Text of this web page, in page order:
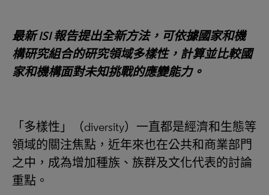
最新ISI報告提出全新方法，可依據國家和機
構研究組合的研究領域多樣性，計算並比較國
家和機構面對未知挑戰的應變能力。
「多樣性」（diversity）一直都是經濟和生態等
領域的關注焦點，近年來也在公共和商業部門
之中，成為增加種族、族群及文化代表的討論
重點。